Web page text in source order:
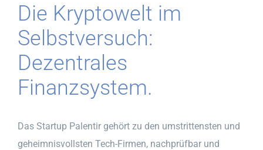
Die Kryptowelt im
Selbstversuch:
Dezentrales
Finanzsystem.
Das Startup Palentir gehört zu den umstrittensten und
geheimnisvollsten Tech-Firmen, nachprüfbar und